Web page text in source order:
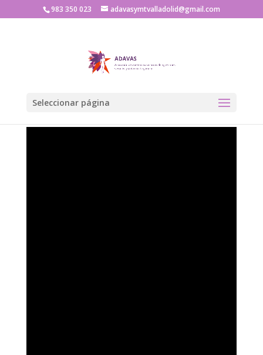
983 350 023 adavasymtvalladolid@gmail.com
Seleccionar página